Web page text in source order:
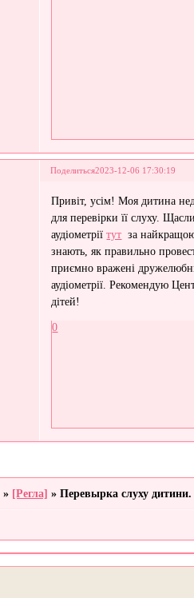
Поделиться2023-12-06 17:30:19
Привіт, усім! Моя дитина
для перевірки її слуху.
аудіометріїтут за
знають, як правильно
приємно вражені
аудіометрії. Рекомендую
дітей!
0
» [Регла] »Перевырка слуху дитини.